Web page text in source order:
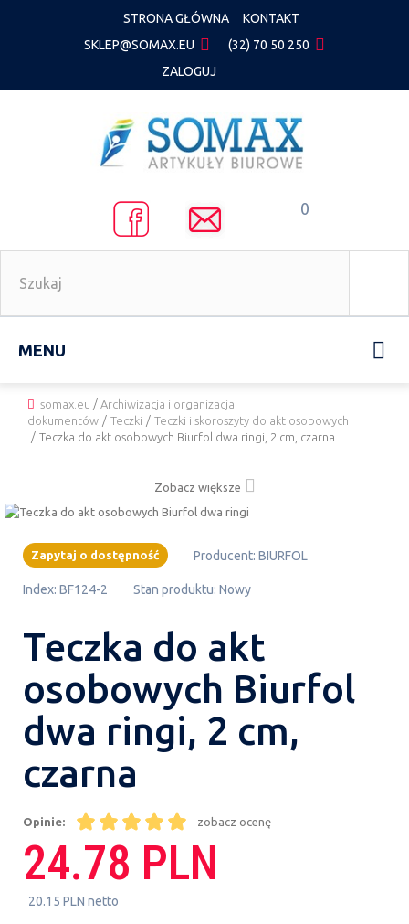
STRONA GŁÓWNA
KONTAKT
SKLEP@SOMAX.EU
(32) 70 50 250
ZALOGUJ
0
MENU
somax.eu / Archiwizacja i organizacja
dokumentów / Teczki / Teczki i skoroszyty do akt osobowych
/ Teczka do akt osobowych Biurfol dwa ringi, 2 cm, czarna
Zobacz większe
Zapytaj o dostępność Producent: BIURFOL
Index: BF124-2 Stan produktu: Nowy
Teczka do akt
osobowych Biurfol
dwa ringi, 2 cm,
czarna
Opinie: zobacz ocenę
24.78 PLN
20.15 PLN netto